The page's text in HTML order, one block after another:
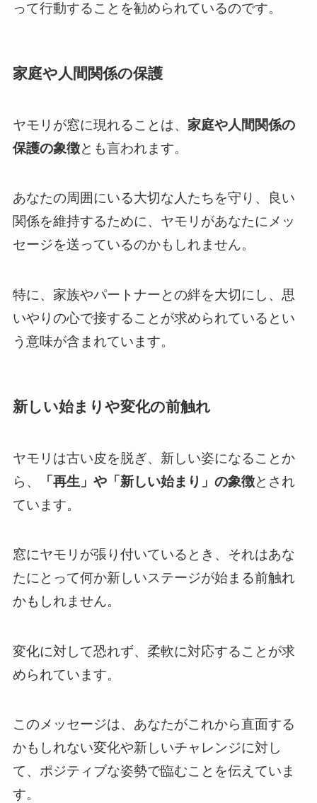
って行動することを勧められているのです。
家庭や人間関係の保護
ヤモリが窓に現れることは、 家庭や人間関係の
保護の象徴とも言われます。
あなたの周囲にいる大切な人たちを守り、良い
関係を維持するために、ヤモリがあなたにメッ
セージを送っているのかもしれません。
特に、家族やパートナーとの絆を大切にし、思
いやりの心で接することが求められているとい
う意味が含まれています。
新しい始まりや変化の前触れ
ヤモリは古い皮を脱ぎ、新しい姿になることか
ら、
「再生」や「新しい始まり」の象徴とされ
ています。
窓にヤモリが張り付いているとき、それはあな
たにとって何か新しいステージが始まる前触れ
かもしれません。
変化に対して恐れず、柔軟に対応することが求
められています。
このメッセージは、あなたがこれから直面する
かもしれない変化や新しいチャレンジに対し
て、ポジティブな姿勢で臨むことを伝えていま
す。